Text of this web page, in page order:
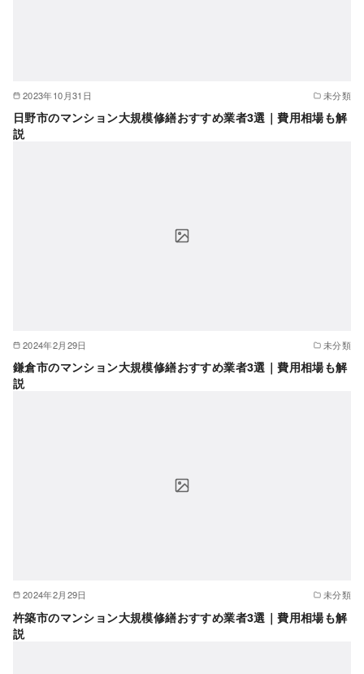
2023年10月31日 未分類
日野市のマンション大規模修繕おすすめ業者3選｜費用相場も解
説
2024年2月29日 未分類
鎌倉市のマンション大規模修繕おすすめ業者3選｜費用相場も解
説
2024年2月29日 未分類
杵築市のマンション大規模修繕おすすめ業者3選｜費用相場も解
説